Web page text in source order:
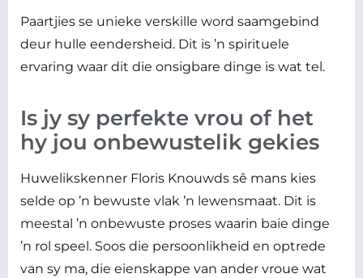
Paartjies se unieke verskille word saamgebind
deur hulle eendersheid. Dit is ’n spirituele
ervaring waar dit die onsigbare dinge is wat tel.
Is jy sy perfekte vrou of het
hy jou onbewustelik gekies
Huwelikskenner Floris Knouwds sê mans kies
selde op ’n bewuste vlak ’n lewensmaat. Dit is
meestal ’n onbewuste proses waarin baie dinge
’n rol speel. Soos die persoonlikheid en optrede
van sy ma, die eienskappe van ander vroue wat